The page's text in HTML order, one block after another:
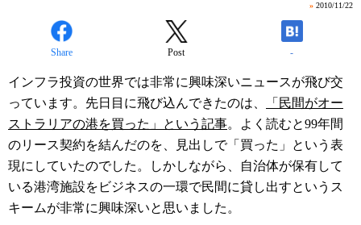
» 2010/11/22
Share Post -
インフラ投資の世界では非常に興味深いニュースが飛び交
っています。先日目に飛び込んできたのは、
「民間がオー
ストラリアの港を買った」という記事。よく読むと99年間
のリース契約を結んだのを、見出しで「買った」という表
現にしていたのでした。しかしながら、自治体が保有して
いる港湾施設をビジネスの一環で民間に貸し出すというス
キームが非常に興味深いと思いました。